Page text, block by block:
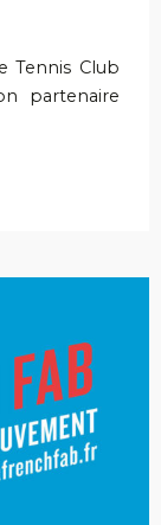
Tennis Club
partenaire